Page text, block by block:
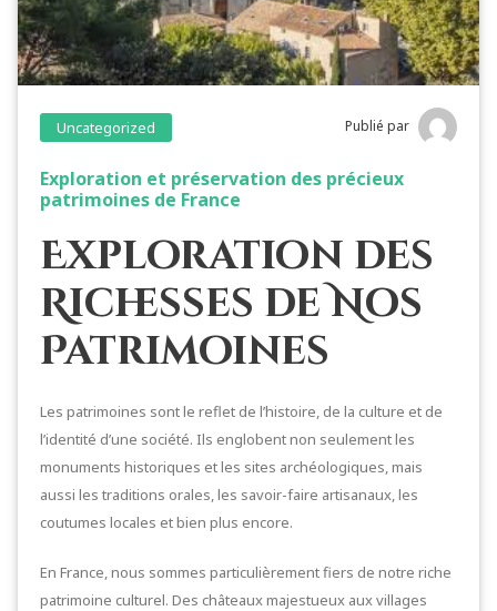
Uncategorized Publié par
Exploration et préservation des précieux
patrimoines de France
Exploration des
Richesses de Nos
Patrimoines
Les patrimoines sont le reflet de l’histoire, de la culture et de
l’identité d’une société. Ils englobent non seulement les
monuments historiques et les sites archéologiques, mais
aussi les traditions orales, les savoir-faire artisanaux, les
coutumes locales et bien plus encore.
En France, nous sommes particulièrement fiers de notre riche
patrimoine culturel. Des châteaux majestueux aux villages